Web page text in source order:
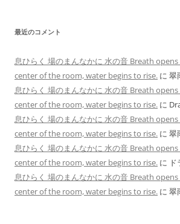
最近のコメント
息ひらく 場のまんなかに 水の音 Breath
center of the room, water begins to rise. に 翠
息ひらく 場のまんなかに 水の音 Breath
center of the room, water begins to rise. に
息ひらく 場のまんなかに 水の音 Breath
center of the room, water begins to rise. に 翠
息ひらく 場のまんなかに 水の音 Breath
center of the room, water begins to rise. に
息ひらく 場のまんなかに 水の音 Breath
center of the room, water begins to rise. に 翠